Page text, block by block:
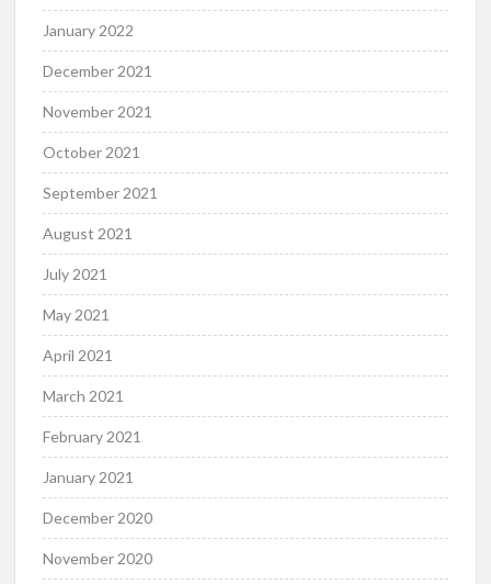
January 2022
December 2021
November 2021
October 2021
September 2021
August 2021
July 2021
May 2021
April 2021
March 2021
February 2021
January 2021
December 2020
November 2020